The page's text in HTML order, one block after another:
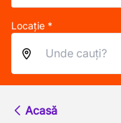
Locație *
Acasă